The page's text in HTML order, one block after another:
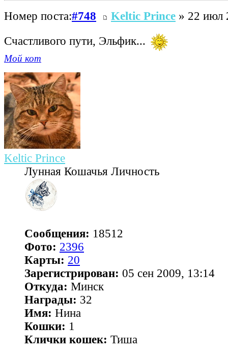
Номер поста:#748 Keltic Prince » 22 июл
Счастливого пути, Эльфик...
Мой кот
Keltic Prince
Лунная Кошачья Личность
Сообщения: 18512
Фото: 2396
Карты: 20
Зарегистрирован: 05 сен 2009, 13:14
Откуда: Минск
Награды: 32
Имя: Нина
Кошки: 1
Клички кошек: Тиша